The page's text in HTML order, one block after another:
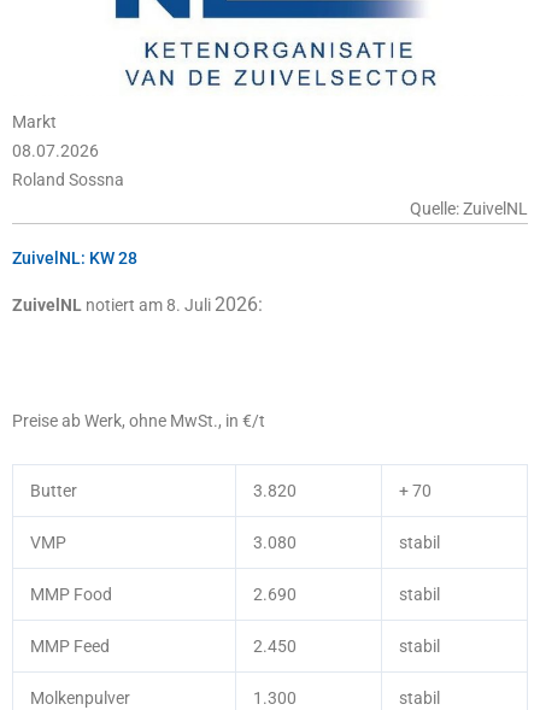
Markt
08.07.2026
Roland Sossna
Quelle: ZuivelNL
ZuivelNL: KW 28
ZuivelNL notiert am 8. Juli2026:
Preise ab Werk, ohne MwSt., in €/t
Butter 3.820 + 70
VMP 3.080 stabil
MMP Food 2.690 stabil
MMP Feed 2.450 stabil
Molkenpulver 1.300 stabil